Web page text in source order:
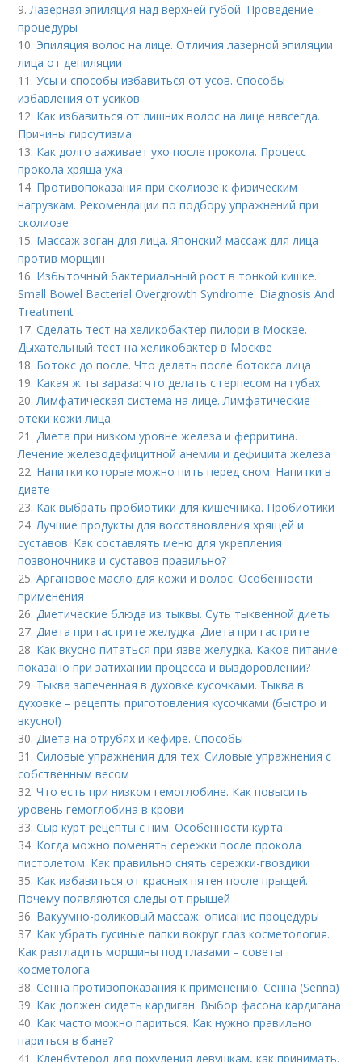
9. Лазерная эпиляция над верхней губой. Проведение
процедуры
10. Эпиляция волос на лице. Отличия лазерной эпиляции
лица от депиляции
11.Усы и способы избавиться от усов. Способы
избавления от усиков
12. Как избавиться от лишних волос на лице навсегда.
Причины гирсутизма
13. Как долго заживает ухо после прокола. Процесс
прокола хряща уха
14. Противопоказания при сколиозе к физическим
нагрузкам. Рекомендации по подбору упражнений при
сколиозе
15. Массаж зоган для лица. Японский массаж для лица
против морщин
16. Избыточный бактериальный рост в тонкой кишке.
Small Bowel Bacterial Overgrowth Syndrome: Diagnosis And
Treatment
17.Сделать тест на хеликобактер пилори в Москве.
Дыхательный тест на хеликобактер в Москве
18. Ботокс до после. Что делать после ботокса лица
19. Какая ж ты зараза: что делать с герпесом на губах
20. Лимфатическая система на лице. Лимфатические
отеки кожи лица
21. Диета при низком уровне железа и ферритина.
Лечение железодефицитной анемии и дефицита железа
22. Напитки которые можно пить перед сном. Напитки в
диете
23. Как выбрать пробиотики для кишечника. Пробиотики
24. Лучшие продукты для восстановления хрящей и
суставов. Как составлять меню для укрепления
позвоночника и суставов правильно?
25.Аргановое масло для кожи и волос. Особенности
применения
26. Диетические блюда из тыквы. Суть тыквенной диеты
27. Диета при гастрите желудка. Диета при гастрите
28. Как вкусно питаться при язве желудка. Какое питание
показано при затихании процесса и выздоровлении?
29. Тыква запеченная в духовке кусочками. Тыква в
духовке – рецепты приготовления кусочками (быстро и
вкусно!)
30. Диета на отрубях и кефире. Способы
31.Силовые упражнения для тех. Силовые упражнения с
собственным весом
32.Что есть при низком гемоглобине. Как повысить
уровень гемоглобина в крови
33.Сыр курт рецепты с ним. Особенности курта
34. Когда можно поменять сережки после прокола
пистолетом. Как правильно снять сережки-гвоздики
35. Как избавиться от красных пятен после прыщей.
Почему появляются следы от прыщей
36. Вакуумно-роликовый массаж: описание процедуры
37. Как убрать гусиные лапки вокруг глаз косметология.
Как разгладить морщины под глазами – советы
косметолога
38.Сенна противопоказания к применению. Сенна (Senna)
39. Как должен сидеть кардиган. Выбор фасона кардигана
40. Как часто можно париться. Как нужно правильно
париться в бане?
41. Кленбутерол для похудения девушкам, как принимать.